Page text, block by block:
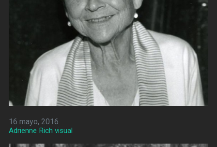
16 mayo, 2016
Adrienne Rich visual